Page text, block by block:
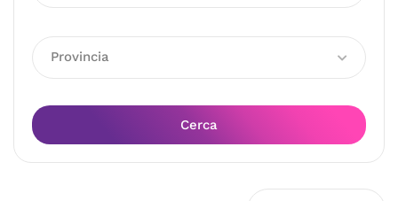
Provincia
Cerca